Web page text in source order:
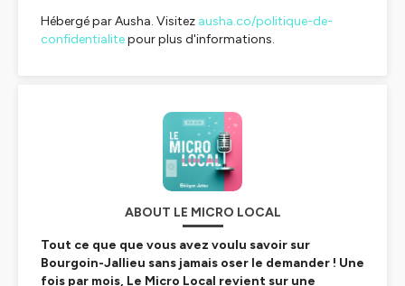
Hébergé par Ausha. Visitez ausha.co/politique-de-
confidentialitepour plus d'informations.
ABOUT LE MICRO LOCAL
Tout ce que que vous avez voulu savoir sur
Bourgoin-Jallieu sans jamais oser le demander ! Une
fois par mois, Le Micro Local revient sur une